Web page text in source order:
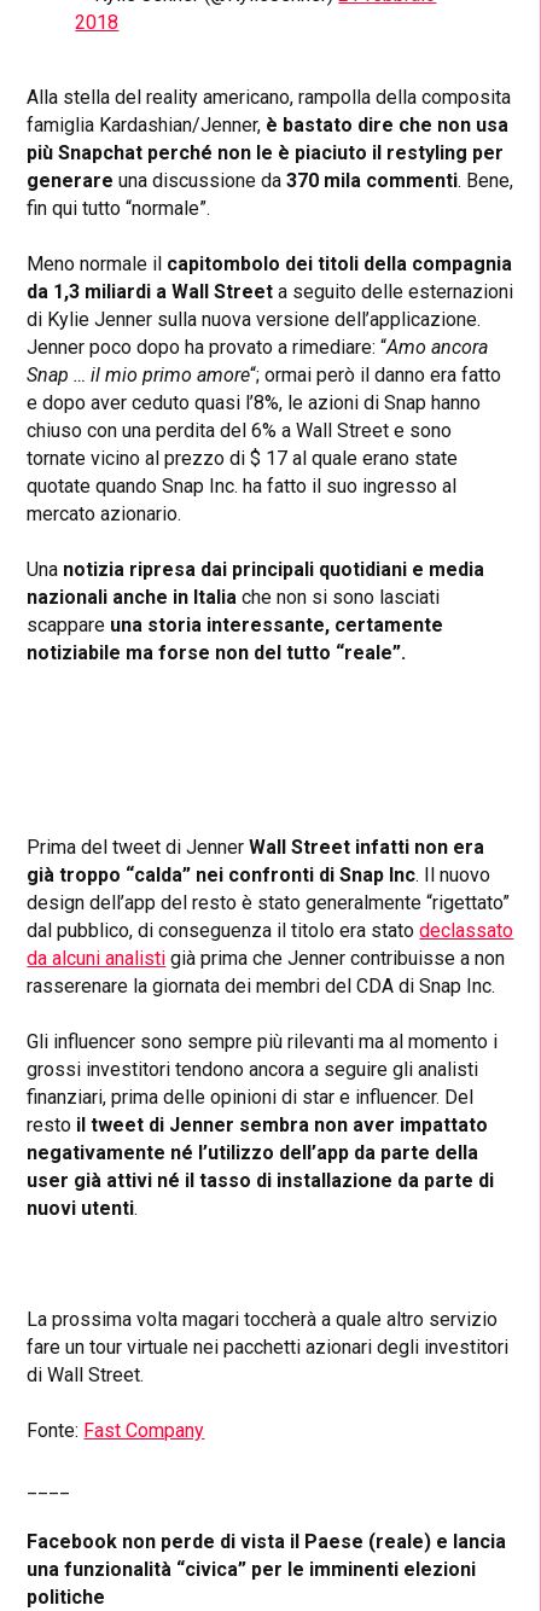
2018
Alla stella del reality americano, rampolla della composita
famiglia Kardashian/Jenner, è bastato dire che non usa
più Snapchat perché non le è piaciuto il restyling per
generare una discussione da370 mila commenti. Bene,
fin qui tutto “normale”.
Meno normale il capitombolo dei titoli della compagnia
da 1,3 miliardi a Wall Street a seguito delle esternazioni
di Kylie Jenner sulla nuova versione dell’applicazione.
Jenner poco dopo ha provato a rimediare: “Amo ancora
Snap … il mio primo amore“; ormai però il danno era fatto
e dopo aver ceduto quasi l’8%, le azioni di Snap hanno
chiuso con una perdita del 6% a Wall Street e sono
tornate vicino al prezzo di $ 17 al quale erano state
quotate quando Snap Inc. ha fatto il suo ingresso al
mercato azionario.
Una notizia ripresa dai principali quotidiani e media
nazionali anche in Italia che non si sono lasciati
scappare una storia interessante, certamente
notiziabile ma forse non del tutto “reale”.
Prima del tweet di JennerWall Street infatti non era
già troppo “calda” nei confronti di Snap Inc. Il nuovo
design dell’app del resto è stato generalmente “rigettato”
dal pubblico, di conseguenza il titolo era statodeclassato
da alcuni analisti già prima che Jenner contribuisse a non
rasserenare la giornata dei membri del CDA di Snap Inc.
Gli influencer sono sempre più rilevanti ma al momento i
grossi investitori tendono ancora a seguire gli analisti
finanziari, prima delle opinioni di star e influencer. Del
resto il tweet di Jenner sembra non aver impattato
negativamente né l’utilizzo dell’app da parte della
user già attivi né il tasso di installazione da parte di
nuovi utenti.
La prossima volta magari toccherà a quale altro servizio
fare un tour virtuale nei pacchetti azionari degli investitori
di Wall Street.
Fonte: Fast Company
Facebook non perde di vista il Paese (reale) e lancia
una funzionalità “civica” per le imminenti elezioni
politiche